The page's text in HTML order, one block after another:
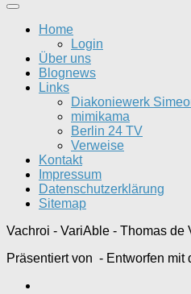
Home
Login
Über uns
Blognews
Links
Diakoniewerk
mimikama
Berlin 24 TV
Verweise
Kontakt
Impressum
Datenschutzerklärung
Sitemap
Vachroi - VariAble - Thomas de
Präsentiert von - Entworfen mit